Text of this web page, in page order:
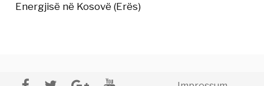
Energjisë në Kosovë (Erës)